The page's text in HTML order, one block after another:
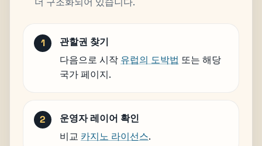
관할권 찾기
다음으로 시작 유럽의 도박법 또는 해당
국가 페이지.
운영자 레이어 확인
비교 카지노 라이선스.